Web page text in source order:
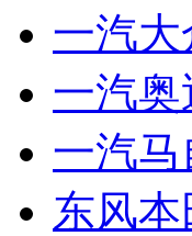
一汽大
一汽奥
一汽马
东风